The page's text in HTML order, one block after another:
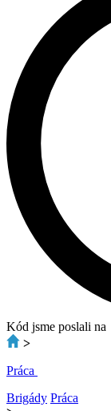
Kód jsme poslali na
>
Práca
Brigády Práca